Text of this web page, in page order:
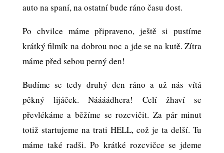
auto na spaní, na ostatní bude ráno času dost.
Po chvilce máme připraveno, ještě si pustíme
krátký filmík na dobrou noc a jde se na kutě. Zítra
máme před sebou perný den!
Budíme se tedy druhý den ráno a už nás vítá
pěkný lijáček. Náááádhera! Celí žhaví se
převlékáme a běžíme se rozcvičit. Za pár minut
totiž startujeme na trati HELL, což je ta delší. Tu
máme také radši. Po krátké rozcvičce se jdeme